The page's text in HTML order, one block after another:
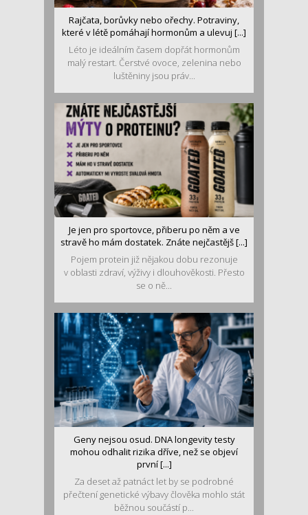
Rajčata, borůvky nebo ořechy. Potraviny,
které v létě pomáhají hormonům a ulevuj [...]
Léto je ideálním časem dopřát hormonům
malý restart. Čerstvé ovoce, zelenina nebo
luštěniny jsou práv...
Je jen pro sportovce, přiberu po něm a ve
stravě ho mám dostatek. Znáte nejčastějš [...]
Pojem protein již nějakou dobu rezonuje
v oblasti zdraví, výživy i dlouhověkosti. Přesto
se o ně...
Geny nejsou osud. DNA longevity testy
mohou odhalit rizika dříve, než se objeví
první [...]
Za deset až patnáct let by se podrobné
přečtení genetické výbavy člověka mohlo stát
běžnou součástí p...